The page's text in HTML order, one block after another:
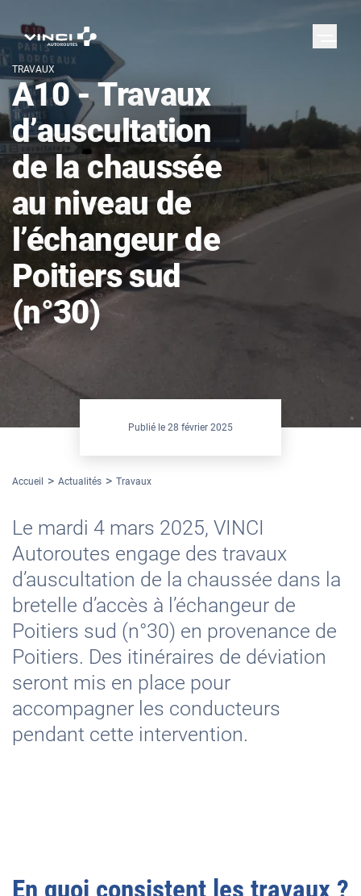
TRAVAUX
A10 - Travaux
d’auscultation
de la chaussée
au niveau de
l’échangeur de
Poitiers sud
(n°30)
Publié le 28 février 2025
Accueil Actualités Travaux
Le mardi 4 mars 2025, VINCI
Autoroutes engage des travaux
d’auscultation de la chaussée dans la
bretelle d’accès à l’échangeur de
Poitiers sud (n°30) en provenance de
Poitiers. Des itinéraires de déviation
seront mis en place pour
accompagner les conducteurs
pendant cette intervention.
En quoi consistent les travaux ?